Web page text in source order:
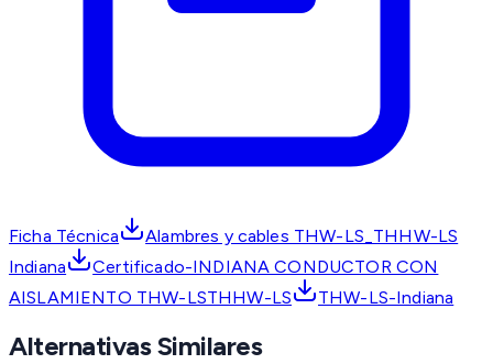
Ficha Técnica
Alambres y cables THW-LS_THHW-LS
Indiana
Certificado-INDIANA CONDUCTOR CON
AISLAMIENTO THW-LSTHHW-LS
THW-LS-Indiana
Alternativas Similares